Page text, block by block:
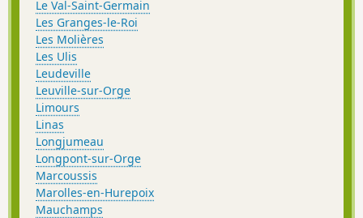
Le Val-Saint-Germain
Les Granges-le-Roi
Les Molières
Les Ulis
Leudeville
Leuville-sur-Orge
Limours
Linas
Longjumeau
Longpont-sur-Orge
Marcoussis
Marolles-en-Hurepoix
Mauchamps